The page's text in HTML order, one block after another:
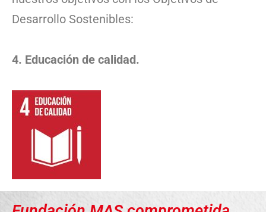
Desarrollo Sostenibles:
4. Educación de calidad.